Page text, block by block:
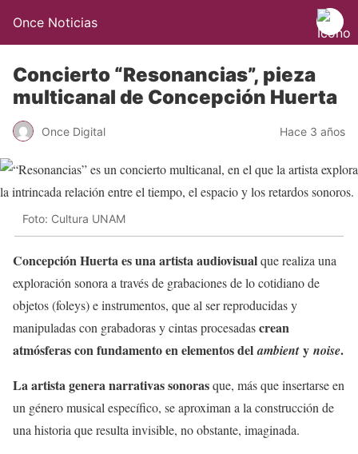
Once Noticias
Concierto “Resonancias”, pieza
multicanal de Concepción Huerta
Once Digital Hace 3 años
Foto: Cultura UNAM
Concepción Huerta es una artista audiovisualque realiza una
exploración sonora a través de grabaciones de lo cotidiano de
objetos (foleys) e instrumentos, que al ser reproducidas y
manipuladas con grabadoras y cintas procesadascrean
atmósferas confundamento en elementos delambienty noise.
La artista genera narrativas sonorasque, más que insertarse en
un género musical específico, se aproximan a la construcción de
una historia que resulta invisible, no obstante, imaginada.